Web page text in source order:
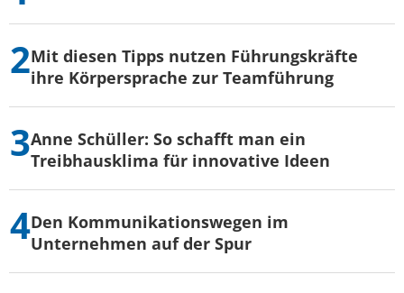
Mit diesen Tipps nutzen Führungskräfte
ihre Körpersprache zur Teamführung
Anne Schüller: So schafft man ein
Treibhausklima für innovative Ideen
Den Kommunikationswegen im
Unternehmen auf der Spur